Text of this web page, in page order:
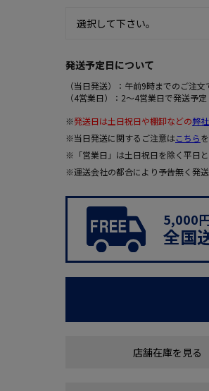
発送予定日について
（当日発送）：午前9時までのご注
（4営業日）：2～4営業日で発送予定
※発送日は土日祝日や棚卸などの弊
※当日発送に関するご注意はこちら
※「営業日」は土日祝日を除く平日
※運送会社の都合により予告無く発
5,000
全国
店舗在庫を見る